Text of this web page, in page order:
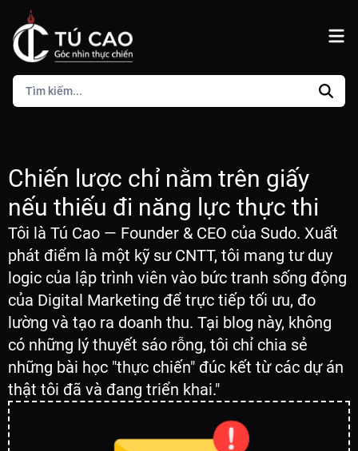
Chiến lược chỉ nằm trên giấy
nếu thiếu đi năng lực thực thi
Tôi là Tú Cao — Founder & CEO của Sudo. Xuất
phát điểm là một kỹ sư CNTT, tôi mang tư duy
logic của lập trình viên vào bức tranh sống động
của Digital Marketing để trực tiếp tối ưu, đo
lường và tạo ra doanh thu. Tại blog này, không
có những lý thuyết sáo rỗng, tôi chỉ chia sẻ
những bài học "thực chiến" đúc kết từ các dự án
thật tôi đã và đang triển khai."